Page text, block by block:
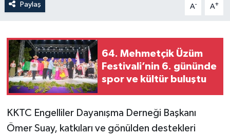
Paylaş A- A+
64. Mehmetçik Üzüm
Festivali’nin 6. gününde
spor ve kültür buluştu
KKTC Engelliler Dayanışma Derneği Başkanı
Ömer Suay, katkıları ve gönülden destekleri